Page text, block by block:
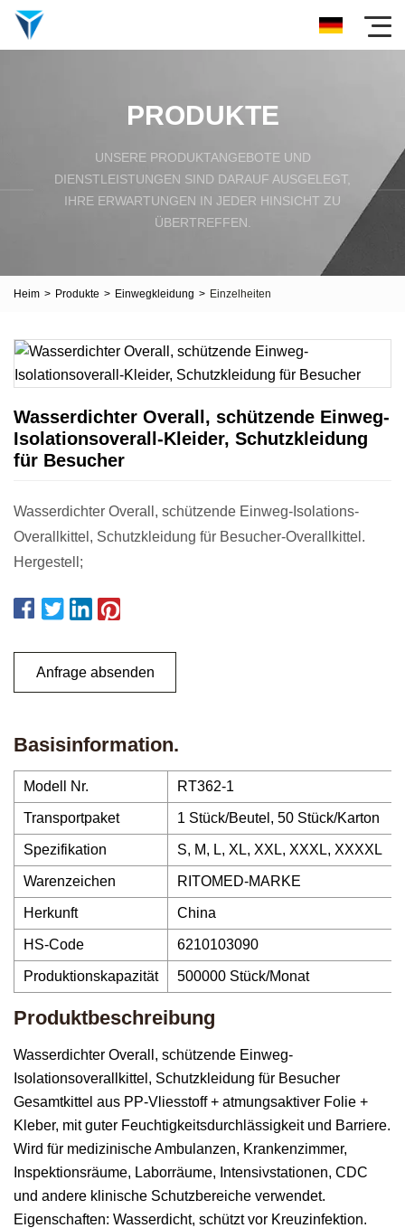
PRODUKTE
UNSERE PRODUKTANGEBOTE UND
DIENSTLEISTUNGEN SIND DARAUF AUSGELEGT,
IHRE ERWARTUNGEN IN JEDER HINSICHT ZU
ÜBERTREFFEN.
Heim > Produkte > Einwegkleidung > Einzelheiten
Wasserdichter Overall, schützende Einweg-
Isolationsoverall-Kleider, Schutzkleidung
für Besucher
Wasserdichter Overall, schützende Einweg-Isolations-
Overallkittel, Schutzkleidung für Besucher-Overallkittel.
Hergestell;
Anfrage absenden
Basisinformation.
Modell Nr. RT362-1
Transportpaket 1 Stück/Beutel, 50 Stück/Karton
Spezifikation S, M, L, XL, XXL, XXXL, XXXXL
Warenzeichen RITOMED-MARKE
Herkunft China
HS-Code 6210103090
Produktionskapazität 500000 Stück/Monat
Produktbeschreibung
Wasserdichter Overall, schützende Einweg-
Isolationsoverallkittel, Schutzkleidung für Besucher
Gesamtkittel aus PP-Vliesstoff + atmungsaktiver Folie +
Kleber, mit guter Feuchtigkeitsdurchlässigkeit und Barriere.
Wird für medizinische Ambulanzen, Krankenzimmer,
Inspektionsräume, Laborräume, Intensivstationen, CDC
und andere klinische Schutzbereiche verwendet.
Eigenschaften: Wasserdicht, schützt vor Kreuzinfektion.